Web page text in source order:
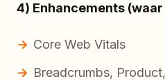
4) Enhancements
Core Web Vitals
Breadcrumbs,